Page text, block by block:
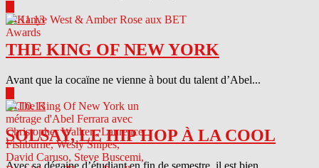
04.11.13
THE KING OF NEW YORK
Avant que la cocaïne ne vienne à bout du talent d’Abel...
04.10.13
SOLSAY, LE HIP HOP À LA COOL